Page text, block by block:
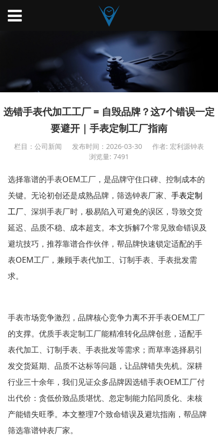
选错手表代加工工厂 = 自毁品牌？这7个错误一定
要避开｜手表定制工厂指南
栏目：公司新闻 发布时间：2026-03-30
作者: 宏利源钟表
浏览量: 7491
选择靠谱的手表OEM工厂，是品牌守住口碑、控制成本的
关键。无论初创还是成熟品牌，筛选钟表厂家、手表定制
工厂、深圳手表厂时，极易陷入可避免的误区，导致交货
延迟、品质不稳、成本超支。本文拆解7个常见致命错误及
避坑技巧，推荐靠谱合作伙伴，帮品牌快速锁定适配的手
表OEM工厂，兼顾手表代加工、订制手表、手表批发需
求。
手表市场竞争激烈，品牌核心竞争力离不开手表OEM工厂
的支撑。优质手表定制工厂能精准转化品牌创意，适配手
表代加工、订制手表、手表批发等需求；而草率选择易引
发交货延期、品质不达标等问题，让品牌错失先机。深耕
行业三十余年，我们见证众多品牌因选错手表OEM工厂付
出代价：贪低价致品质堪忧、忽定制能力陷同质化、未核
产能错失旺季。本文整理7个致命错误及避坑指南，帮品牌
筛选靠谱钟表厂家。